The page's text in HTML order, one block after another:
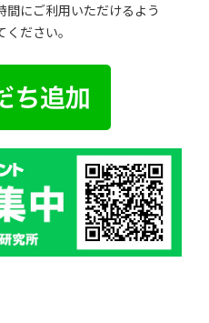
にご利用いただけるよう
ださい。